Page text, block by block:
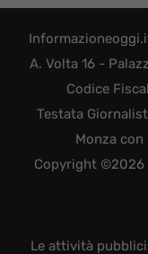
A. Volta 16 -
Codice
Testata
Monza
Copyright
Le attività